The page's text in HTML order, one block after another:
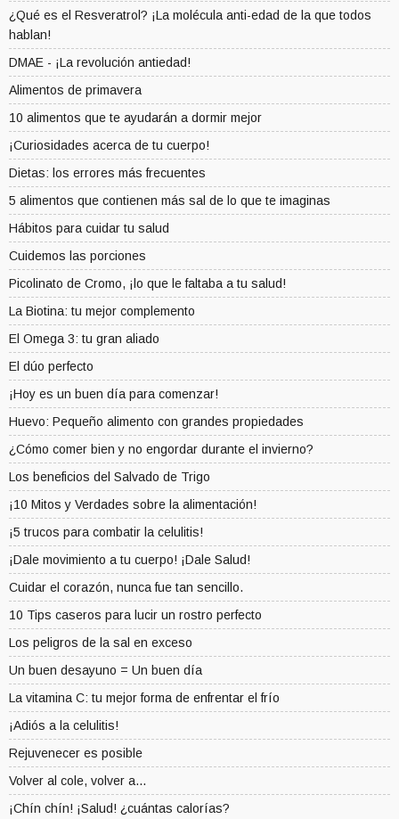
¿Qué es el Resveratrol? ¡La molécula anti-edad de la que todos
hablan!
DMAE - ¡La revolución antiedad!
Alimentos de primavera
10 alimentos que te ayudarán a dormir mejor
¡Curiosidades acerca de tu cuerpo!
Dietas: los errores más frecuentes
5 alimentos que contienen más sal de lo que te imaginas
Hábitos para cuidar tu salud
Cuidemos las porciones
Picolinato de Cromo, ¡lo que le faltaba a tu salud!
La Biotina: tu mejor complemento
El Omega 3: tu gran aliado
El dúo perfecto
¡Hoy es un buen día para comenzar!
Huevo: Pequeño alimento con grandes propiedades
¿Cómo comer bien y no engordar durante el invierno?
Los beneficios del Salvado de Trigo
¡10 Mitos y Verdades sobre la alimentación!
¡5 trucos para combatir la celulitis!
¡Dale movimiento a tu cuerpo! ¡Dale Salud!
Cuidar el corazón, nunca fue tan sencillo.
10 Tips caseros para lucir un rostro perfecto
Los peligros de la sal en exceso
Un buen desayuno = Un buen día
La vitamina C: tu mejor forma de enfrentar el frío
¡Adiós a la celulitis!
Rejuvenecer es posible
Volver al cole, volver a...
¡Chín chín! ¡Salud! ¿cuántas calorías?